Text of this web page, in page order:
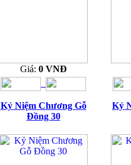
Giá: 0 VNĐ
Kỷ Niệm Chương Gỗ
Đồng 30
Kỷ